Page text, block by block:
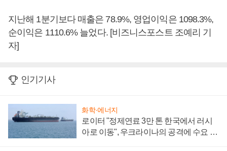
지난해 1분기보다 매출은 78.9%, 영업이익은 1098.3%,
순이익은 1110.6% 늘었다. [비즈니스포스트 조예리 기
자]
인기기사
화학·에너지
로이터 "정제연료 3만 톤 한국에서 러시
아로 이동", 우크라이나의 공격에 수요 늘